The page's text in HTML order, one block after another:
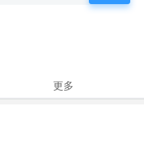
更多